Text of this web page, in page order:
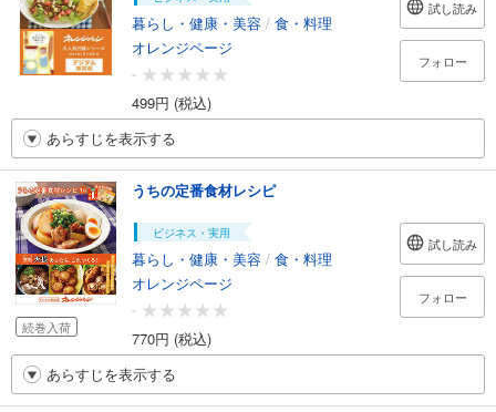
暮らし・健康・美容 / 食・料理
オレンジページ
-
499円 (税込)
試し読み
フォロー
あらすじを表示する
続巻入荷
うちの定番食材レシピ
ビジネス・実用
暮らし・健康・美容 / 食・料理
オレンジページ
-
770円 (税込)
試し読み
フォロー
あらすじを表示する